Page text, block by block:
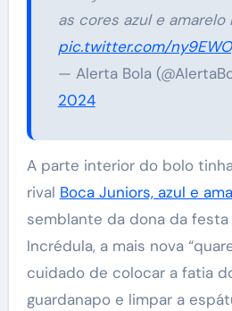
as cores azul e amarelo
pic.twitter.com/
— Alerta Bola
2024
A parte interior do bolo
rival Boca Juniors, azul e
semblante da dona da festa
Incrédula, a mais nova
cuidado de colocar a fatia
guardanapo e limpar a